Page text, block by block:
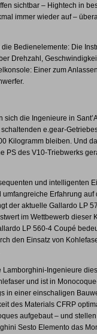
sichtbar – Hightech in
immer wieder auf –
Bedienelemente: Die
Drehzahl,
Einer zum
sich die Ingenieure in
e.gear-
Kilogramm bleiben. Und
PS des V10-Triebwerks
und intelligenten
Erfahrung
der aktuelle Gallardo LP
im Wettbewerb
LP 560-4 Coupé
den Einsatz von
Ingenieure
und ist in
in einer einschaligen
des Materials CFRP
aufgebaut – und
Sesto Elemento das